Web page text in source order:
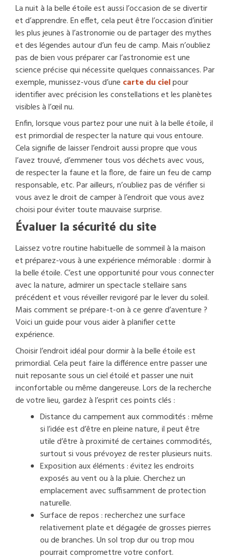
La nuit à la belle étoile est aussi l’occasion de se divertir
et d’apprendre. En effet, cela peut être l’occasion d’initier
les plus jeunes à l’astronomie ou de partager des mythes
et des légendes autour d’un feu de camp. Mais n’oubliez
pas de bien vous préparer car l’astronomie est une
science précise qui nécessite quelques connaissances. Par
exemple, munissez-vous d’une carte du cielpour
identifier avec précision les constellations et les planètes
visibles à l’œil nu.
Enfin, lorsque vous partez pour une nuit à la belle étoile, il
est primordial de respecter la nature qui vous entoure.
Cela signifie de laisser l’endroit aussi propre que vous
l’avez trouvé, d’emmener tous vos déchets avec vous,
de respecter la faune et la flore, de faire un feu de camp
responsable, etc. Par ailleurs, n’oubliez pas de vérifier si
vous avez le droit de camper à l’endroit que vous avez
choisi pour éviter toute mauvaise surprise.
Évaluer la sécurité du site
Laissez votre routine habituelle de sommeil à la maison
et préparez-vous à une expérience mémorable : dormir à
la belle étoile. C’est une opportunité pour vous connecter
avec la nature, admirer un spectacle stellaire sans
précédent et vous réveiller revigoré par le lever du soleil.
Mais comment se prépare-t-on à ce genre d’aventure ?
Voici un guide pour vous aider à planifier cette
expérience.
Choisir l’endroit idéal pour dormir à la belle étoile est
primordial. Cela peut faire la différence entre passer une
nuit reposante sous un ciel étoilé et passer une nuit
inconfortable ou même dangereuse. Lors de la recherche
de votre lieu, gardez à l’esprit ces points clés :
Distance du campement aux commodités : même
si l’idée est d’être en pleine nature, il peut être
utile d’être à proximité de certaines commodités,
surtout si vous prévoyez de rester plusieurs nuits.
Exposition aux éléments : évitez les endroits
exposés au vent ou à la pluie. Cherchez un
emplacement avec suffisamment de protection
naturelle.
Surface de repos : recherchez une surface
relativement plate et dégagée de grosses pierres
ou de branches. Un sol trop dur ou trop mou
pourrait compromettre votre confort.